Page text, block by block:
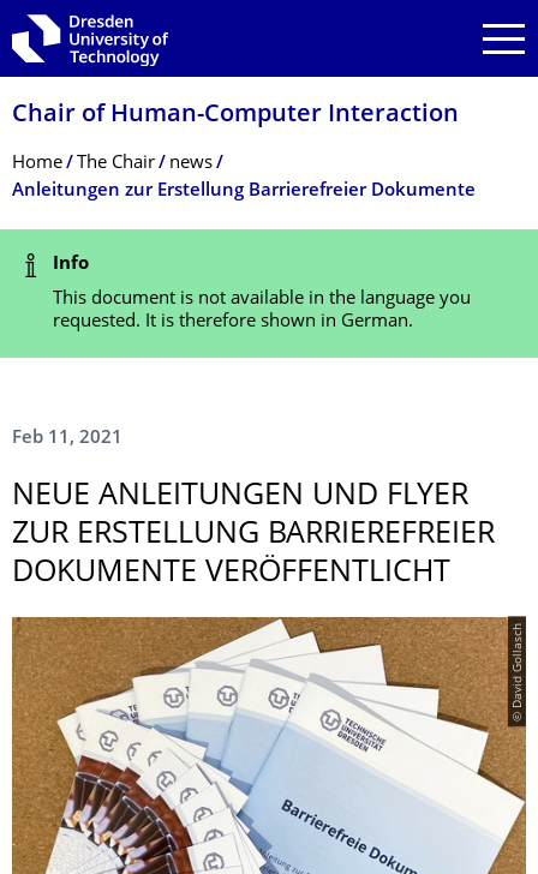
Skip to main navigation
Skip to search
Skip to content
Chair of Human-Computer Interaction
Breadcrumb Menu
Home The Chair
news
Anleitungen zur Erstellung Barrierefreier Dokumente
Status Message
Info
This document is not available in the language you
requested. It is therefore shown in German.
Feb 11, 2021
NEUE ANLEITUNGEN UND FLYER
ZUR ERSTELLUNG BARRIEREFREIER
DOKUMENTE VERÖFFENTLICHT
© David Gollasch